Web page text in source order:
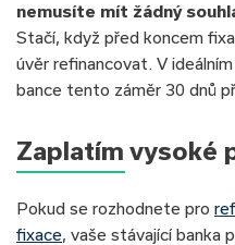
nemusíte mít žádný
Stačí, když před koncem
úvěr refinancovat. V
bance tento záměr 30 dnů
Zaplatím vysoké
Pokud se rozhodnete pro
fixace, vaše stávající banka